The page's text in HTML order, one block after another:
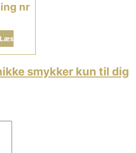
nr
Læs
smykker kun til dig